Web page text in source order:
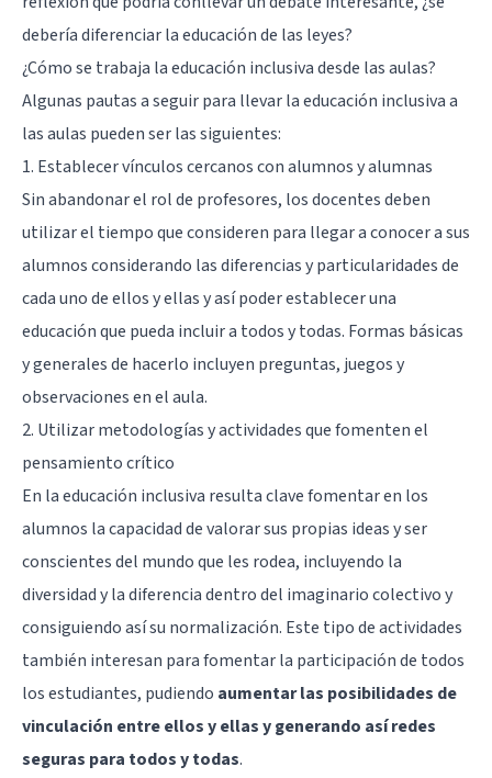
debería diferenciar la educación de las leyes?
¿Cómo se trabaja la educación inclusiva desde las aulas?
Algunas pautas a seguir para llevar la educación inclusiva a
las aulas pueden ser las siguientes:
1. Establecer vínculos cercanos con alumnos y alumnas
Sin abandonar el rol de profesores, los docentes deben
utilizar el tiempo que consideren para llegar a conocer a sus
alumnos considerando las diferencias y particularidades de
cada uno de ellos y ellas y así poder establecer una
educación que pueda incluir a todos y todas. Formas básicas
y generales de hacerlo incluyen preguntas, juegos y
observaciones en el aula.
2. Utilizar metodologías y actividades que fomenten el
pensamiento crítico
En la educación inclusiva resulta clave fomentar en los
alumnos la capacidad de valorar sus propias ideas y ser
conscientes del mundo que les rodea, incluyendo la
diversidad y la diferencia dentro del imaginario colectivo y
consiguiendo así su normalización. Este tipo de actividades
también interesan para fomentar la participación de todos
los estudiantes, pudiendo aumentar las posibilidades de
vinculación entre ellos y ellas y generando así redes
seguras para todos y todas.